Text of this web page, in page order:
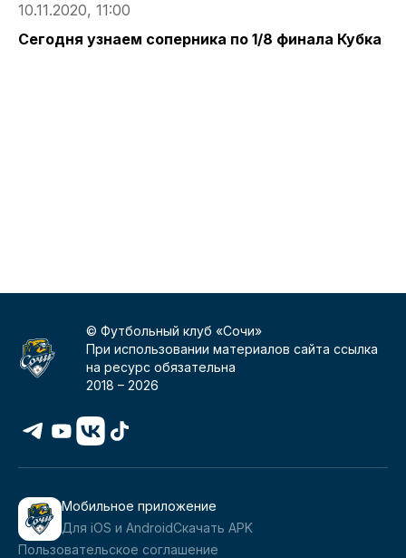
10.11.2020, 11:00
Сегодня узнаем соперника по 1/8 финала Кубка
© Футбольный клуб «Сочи»
При использовании материалов сайта ссылка
на ресурс обязательна
2018 –2026
Мобильное приложение
Для iOS и AndroidСкачать APK
Пользовательское соглашение